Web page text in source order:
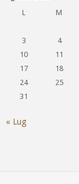
L
M
3
4
10
11
17
18
24
25
31
« Lug